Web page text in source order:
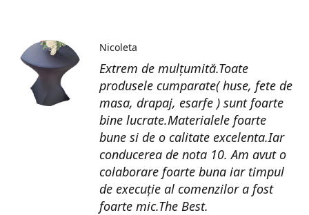
Extrem de mulțumită.Toate
produsele cumparate( huse, fete de
masa, drapaj, esarfe ) sunt foarte
bine lucrate.Materialele foarte
bune si de o calitate excelenta.Iar
conducerea de nota 10. Am avut o
colaborare foarte buna iar timpul
de execuție al comenzilor a fost
foarte mic.The Best.
Nicoleta